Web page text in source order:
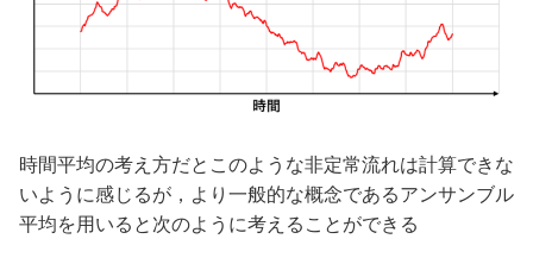
時間平均の考え方だとこのような非定常流れは計算できな
いように感じるが，より一般的な概念であるアンサンブル
平均を用いると次のように考えることができる